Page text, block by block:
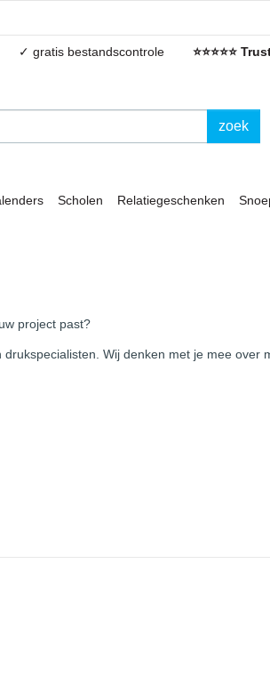
✓ gratis bestandscontrole ⭐⭐⭐⭐⭐
zoek
Scholen Relatiegeschenken
project past?
Wij denken met je mee